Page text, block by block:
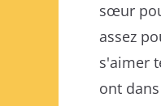
sœur
assez
s'aimer
ont